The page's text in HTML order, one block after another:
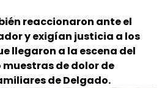
reaccionaron ante el
y exigían justicia a los
llegaron a la escena del
muestras de dolor de
de Delgado.